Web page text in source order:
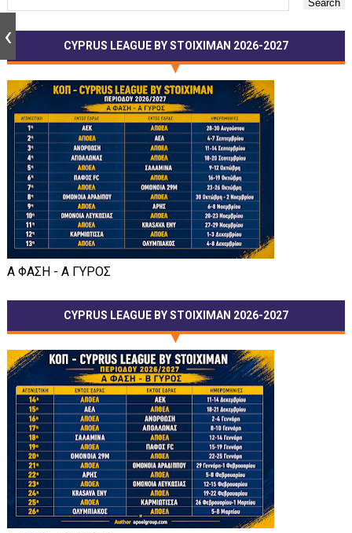
CYPRUS LEAGUE BY STOIXIMAN 2026-2027
Α ΦΑΣΗ - Α ΓΥΡΟΣ
CYPRUS LEAGUE BY STOIXIMAN 2026-2027